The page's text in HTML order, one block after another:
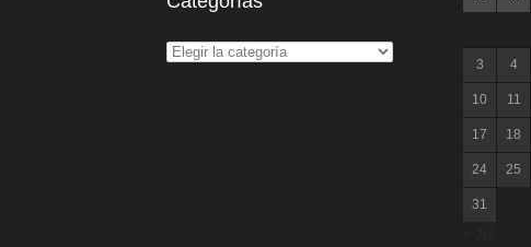
3 4
10 11
17 18
24 25
31